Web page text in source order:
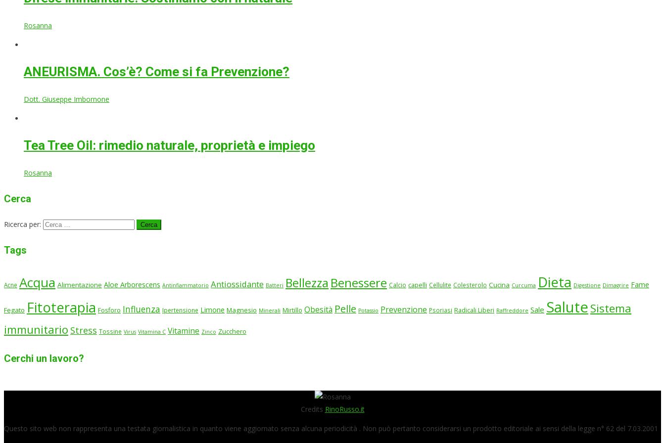
Rosanna
ANEURISMA. Cos’è? Come si fa Prevenzione?
Dott. Giuseppe Imbornone
Tea Tree Oil: rimedio naturale, proprietà e impiego
Rosanna
Cerca
Ricerca per:
Tags
Acne Acqua Alimentazione Aloe Arborescens Antinfiammatorio Antiossidante Batteri Bellezza Benessere Calcio capelli Cellulite Colesterolo Cucina Curcuma Dieta Digestione Dimagrire Fame
Fegato Fitoterapia Fosforo Influenza Ipertensione Limone Magnesio Minerali Mirtillo Obesità Pelle Potassio Prevenzione Psoriasi Radicali Liberi Raffreddore Sale Salute Sistema
immunitario Stress Tossine Virus Vitamina C Vitamine Zinco Zucchero
Cerchi un lavoro?
Credits RinoRusso.it
Questo sito web non rappresenta una testata giornalistica in quanto viene aggiornato senza alcuna periodicità . Non può pertanto considerarsi un prodotto editoriale ai sensi della legge n° 62 del 7.03.2001